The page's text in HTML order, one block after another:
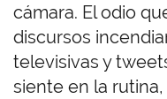
cámara. El odio
discursos
televisivas y
siente en la